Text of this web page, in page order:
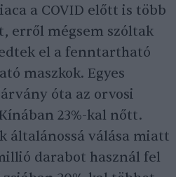
a COVID előtt is több
erről mégsem szóltak
el a fenntartható
maszkok. Egyes
óta az orvosi
23%-kal nőtt.
általánossá válása miatt
darabot használ fel